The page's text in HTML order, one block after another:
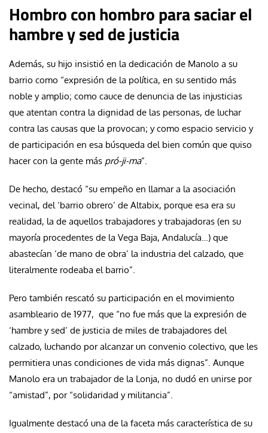
Hombro con hombro para saciar el
hambre y sed de justicia
Además, su hijo insistió en la dedicación de Manolo a su
barrio como “expresión de la política, en su sentido más
noble y amplio; como cauce de denuncia de las injusticias
que atentan contra la dignidad de las personas, de luchar
contra las causas que la provocan; y como espacio servicio y
de participación en esa búsqueda del bien común que quiso
hacer con la gente más pró-ji-ma”.
De hecho, destacó “su empeño en llamar a la asociación
vecinal, del ‘barrio obrero’ de Altabix, porque esa era su
realidad, la de aquellos trabajadores y trabajadoras (en su
mayoría procedentes de la Vega Baja, Andalucía…) que
abastecían ‘de mano de obra’ la industria del calzado, que
literalmente rodeaba el barrio”.
Pero también rescató su participación en el movimiento
asambleario de 1977, que “no fue más que la expresión de
‘hambre y sed’ de justicia de miles de trabajadores del
calzado, luchando por alcanzar un convenio colectivo, que les
permitiera unas condiciones de vida más dignas”. Aunque
Manolo era un trabajador de la Lonja, no dudó en unirse por
“amistad”, por “solidaridad y militancia”.
Igualmente destacó una de la faceta más característica de su